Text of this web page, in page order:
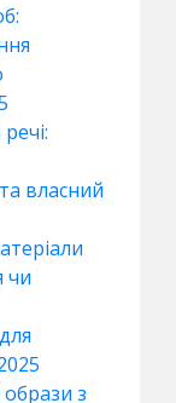
власний
чи
з